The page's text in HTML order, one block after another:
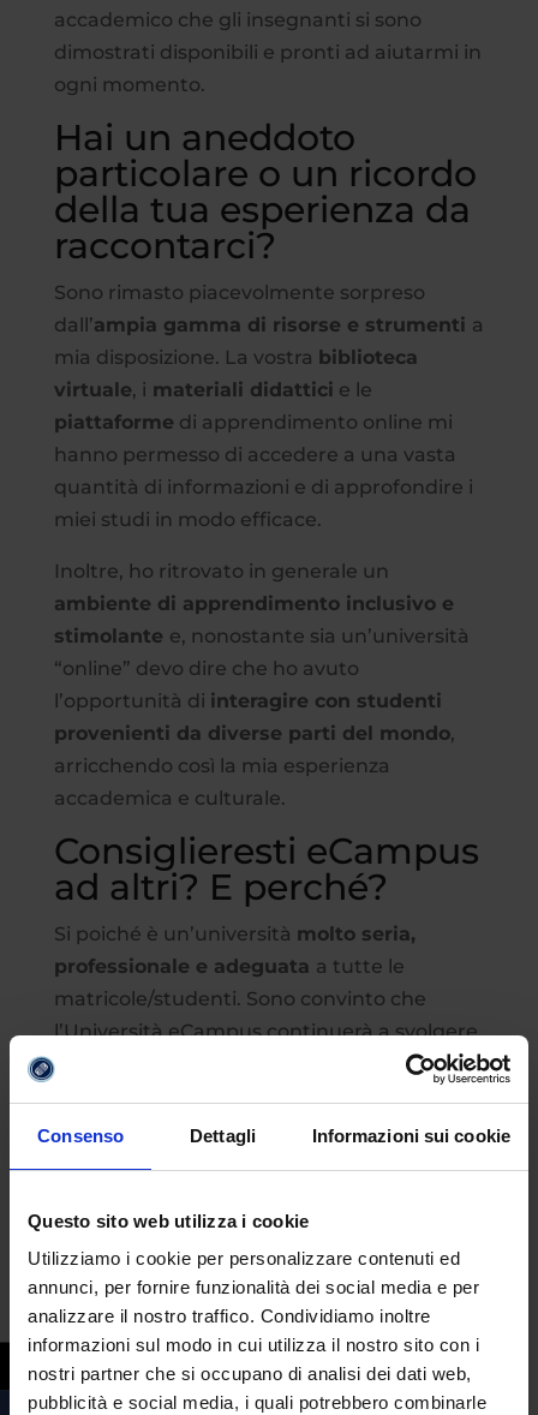
Consenso Dettagli Informazioni sui cookie
Questo sito web utilizza i cookie
Utilizziamo i cookie per personalizzare contenuti ed
annunci, per fornire funzionalità dei social media e per
analizzare il nostro traffico. Condividiamo inoltre
informazioni sul modo in cui utilizza il nostro sito con i
nostri partner che si occupano di analisi dei dati web,
pubblicità e social media, i quali potrebbero combinarle
accademico che gli insegnanti si sono
dimostrati disponibili e pronti ad aiutarmi in
ogni momento.
Hai un aneddoto
particolare o un ricordo
della tua esperienza da
raccontarci?
Sono rimasto piacevolmente sorpreso
dall’ampia gamma di risorse e strumenti a
mia disposizione. La vostra biblioteca
virtuale, i materiali didattici e le
piattaforme di apprendimento online mi
hanno permesso di accedere a una vasta
quantità di informazioni e di approfondire i
miei studi in modo efficace.
Inoltre, ho ritrovato in generale un
ambiente di apprendimento inclusivo e
stimolante e, nonostante sia un’università
“online” devo dire che ho avuto
l’opportunità di interagire con studenti
provenienti da diverse parti del mondo,
arricchendo così la mia esperienza
accademica e culturale.
Consiglieresti eCampus
ad altri? E perché?
Si poiché è un’università molto seria,
professionale e adeguata a tutte le
matricole/studenti. Sono convinto che
l’Università eCampus continuerà a svolgere
un ruolo fondamentale nella formazione di
di qualità e preparandoci per il futuro.
criminologia ,dicono di noi,